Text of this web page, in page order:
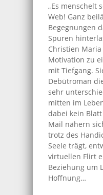
„Es menschelt
Web! Ganz
Begegnungen
Spuren
Christien
Motivation zu
mit Tiefgang.
Debütroman
sehr
mitten im
dabei kein
Mail nähern
trotz des
Seele trägt,
virtuellen Flirt
Beziehung um
Hoffnung…